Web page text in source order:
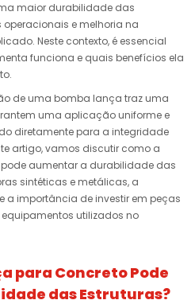
maior durabilidade das
e melhoria na
Neste contexto, é essencial
funciona e quais benefícios ela
de uma bomba lança traz uma
uma aplicação uniforme e
diretamente para a integridade
artigo, vamos discutir como a
pode aumentar a durabilidade das
sintéticas e metálicas, a
a importância de investir em peças
utilizados no
para Concreto Pode
das Estruturas?